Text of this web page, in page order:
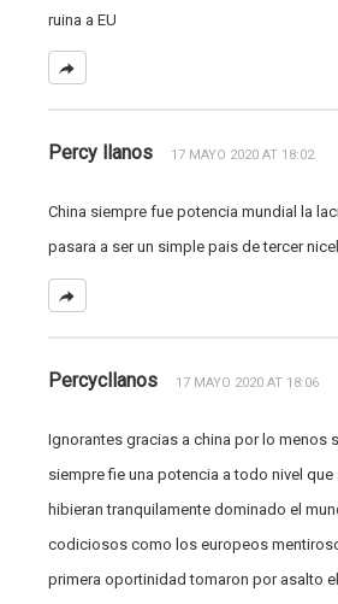
ruina a EU
Percy llanos 17 MAYO 2020 AT 18:02
China siempre fue potencia mundial la
pasara a ser un simple pais de tercer nicel
Percycllanos 17 MAYO 2020 AT 18:06
Ignorantes gracias a china por lo menos
siempre fie una potencia a todo nivel
hibieran tranquilamente dominado el
codiciosos como los europeos
primera oportinidad tomaron por asalto